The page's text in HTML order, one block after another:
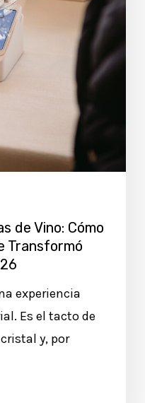
de Vino: Cómo
Transformó
experiencia
Es el tacto de
y, por